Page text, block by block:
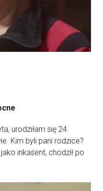
urodziłam się 24
Kim byli pani rodzice?
inkasent, chodził po